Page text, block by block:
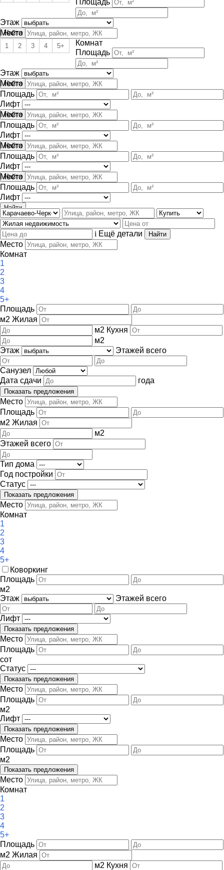
Площадь
Этаж
Место
Комнат
1 2 3 4 5+
Площадь
Этаж
Место
Площадь
Лифт
Место
Площадь
Лифт
Место
Площадь
Лифт
Место
Площадь
Лифт
i Ещё детали
Место
Комнат
1
2
3
4
5+
Площадь
м2 Жилая
м2 Кухня
м2
Этаж
Этажей всего
Санузел
Дата сдачи
года
Место
Площадь
м2 Жилая
м2
Этажей всего
Тип дома
Год постройки
Статус
Место
Комнат
1
2
3
4
5+
Коворкинг
Площадь
м2
Этаж
Этажей всего
Лифт
Место
Площадь
сот
Статус
Место
Площадь
м2
Лифт
Место
Площадь
м2
Место
Комнат
1
2
3
4
5+
Площадь
м2 Жилая
м2 Кухня